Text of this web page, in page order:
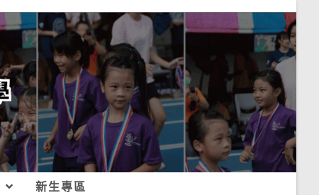
新生專區